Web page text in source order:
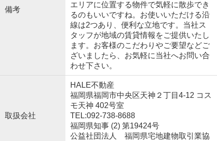
備考
エリアに位置する物件で気軽に散歩でき
るのもいいですね。お使いいただける沿
線は2つあり、便利な立地です。当社ス
タッフが地域の賃貸情報をご提供いたし
ます。お客様のこだわりやご要望などご
ざいましたら、お気軽に当社へお問い合
わせ下さい。
取扱会社
HALE不動産
福岡県福岡市中央区天神２丁目4-12 コス
モ天神 402号室
TEL:092-738-8688
福岡県知事 (2) 第19424号
公益社団法人 福岡県宅地建物取引業協